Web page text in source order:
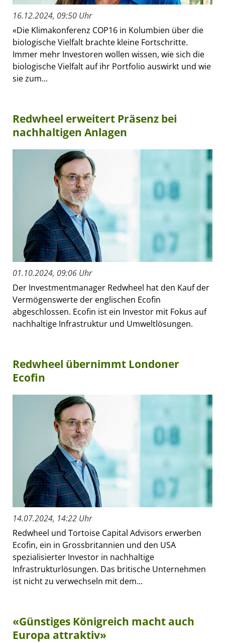
16.12.2024, 09:50 Uhr
«Die Klimakonferenz COP16 in Kolumbien über die
biologische Vielfalt brachte kleine Fortschritte.
Immer mehr Investoren wollen wissen, wie sich die
biologische Vielfalt auf ihr Portfolio auswirkt und wie
sie zum...
Redwheel erweitert Präsenz bei
nachhaltigen Anlagen
01.10.2024, 09:06 Uhr
Der Investmentmanager Redwheel hat den Kauf der
Vermögenswerte der englischen Ecofin
abgeschlossen. Ecofin ist ein Investor mit Fokus auf
nachhaltige Infrastruktur und Umweltlösungen.
Redwheel übernimmt Londoner
Ecofin
14.07.2024, 14:22 Uhr
Redwheel und Tortoise Capital Advisors erwerben
Ecofin, ein in Grossbritannien und den USA
spezialisierter Investor in nachhaltige
Infrastrukturlösungen. Das britische Unternehmen
ist nicht zu verwechseln mit dem...
«Günstiges Königreich macht auch
Europa attraktiv»